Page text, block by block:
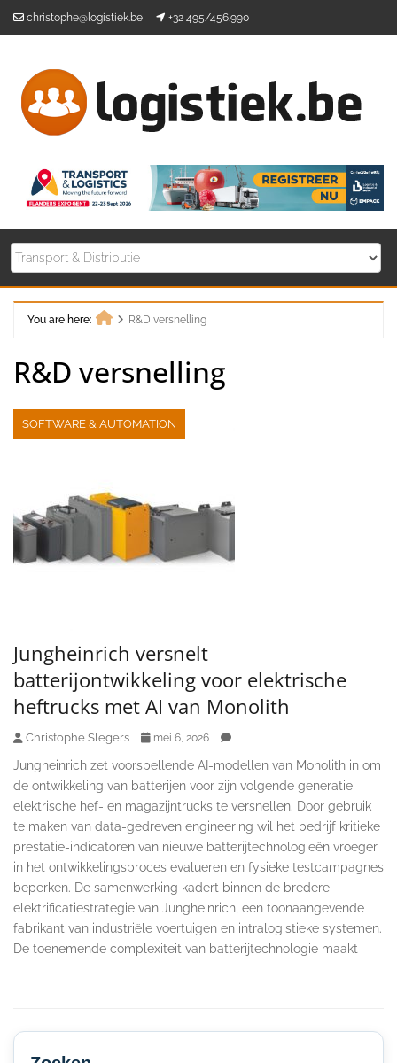
christophe@logistiek.be +32 495/456.990
You are here:
R&D versnelling
R&D versnelling
SOFTWARE & AUTOMATION
Jungheinrich versnelt
batterijontwikkeling voor elektrische
heftrucks met AI van Monolith
Christophe Slegers mei 6, 2026
Jungheinrich zet voorspellende AI-modellen van Monolith in om
de ontwikkeling van batterijen voor zijn volgende generatie
elektrische hef- en magazijntrucks te versnellen. Door gebruik
te maken van data-gedreven engineering wil het bedrijf kritieke
prestatie-indicatoren van nieuwe batterijtechnologieën vroeger
in het ontwikkelingsproces evalueren en fysieke testcampagnes
beperken. De samenwerking kadert binnen de bredere
elektrificatiestrategie van Jungheinrich, een toonaangevende
fabrikant van industriële voertuigen en intralogistieke systemen.
De toenemende complexiteit van batterijtechnologie maakt
Secondary